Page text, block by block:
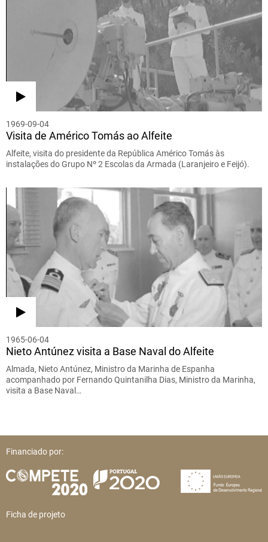
1969-09-04
Visita de Américo Tomás ao Alfeite
Alfeite, visita do presidente da República Américo Tomás às
instalações do Grupo Nº 2 Escolas da Armada (Laranjeiro e Feijó).
1965-06-04
Nieto Antúnez visita a Base Naval do Alfeite
Almada, Nieto Antúnez, Ministro da Marinha de Espanha
acompanhado por Fernando Quintanilha Dias, Ministro da Marinha,
visita a Base Naval…
Financiado por:
Ficha de projeto